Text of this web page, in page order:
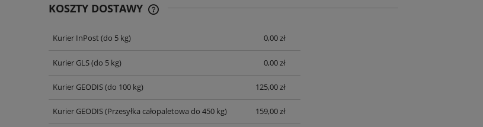
KOSZTY DOSTAWY
CENA NIE ZAWIERA EWENTUALNYCH
Kurier InPost(do 5 kg) 0,00 zł
Kurier GLS(do 5 kg) 0,00 zł
Kurier GEODIS(do 100 kg) 125,00 zł
Kurier GEODIS(Przesyłka całopaletowa do 450 kg) 159,00 zł